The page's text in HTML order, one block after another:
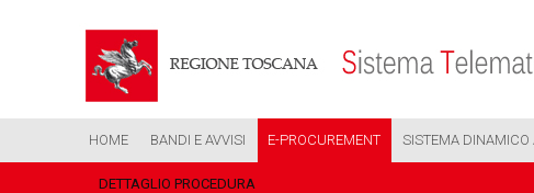
HOME BANDI E AVVISI E-PROCUREMENT SISTEMA DINAMICO
DETTAGLIO PROCEDURA